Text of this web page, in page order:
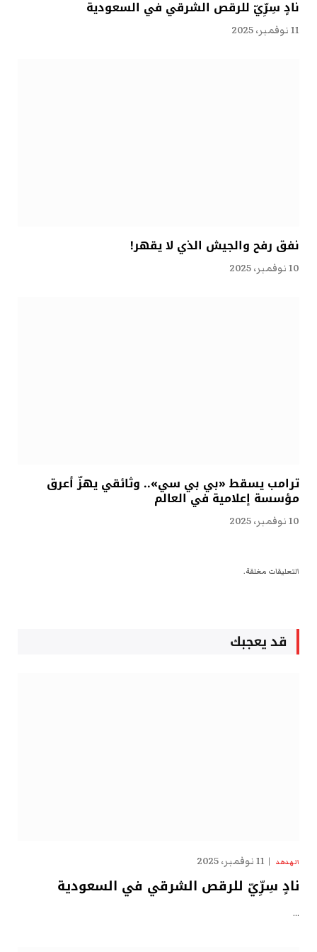
نادٍ سِرِّيّ للرقص الشرقي في السعودية
11 نوفمبر، 2025
نفق رفح والجيش الذي لا يقهر!
10 نوفمبر، 2025
ترامب يسقط «بي بي سي».. وثائقي يهزّ أعرق
مؤسسة إعلامية في العالم
10 نوفمبر، 2025
التعليقات مغلقة.
قد يعجبك
الهدهد 11 نوفمبر، 2025
نادٍ سِرِّيّ للرقص الشرقي في السعودية
…